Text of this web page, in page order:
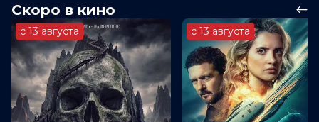
Скоро в кино
с 13 августа с 13 августа